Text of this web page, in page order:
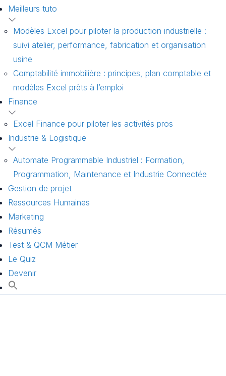
Meilleurs tuto
Modèles Excel pour piloter la production industrielle :
suivi atelier, performance, fabrication et organisation
usine
Comptabilité immobilière : principes, plan comptable et
modèles Excel prêts à l’emploi
Finance
Excel Finance pour piloter les activités pros
Industrie & Logistique
Automate Programmable Industriel : Formation,
Programmation, Maintenance et Industrie Connectée
Gestion de projet
Ressources Humaines
Marketing
Résumés
Test & QCM Métier
Le Quiz
Devenir